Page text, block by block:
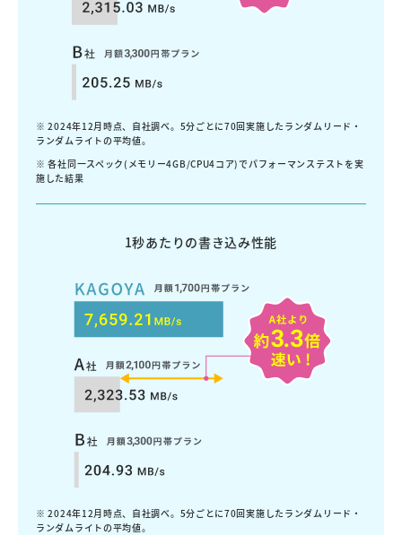
※ 2024年12月時点、自社調べ。5分ごとに70回実施したランダムリード・
ランダムライトの平均値。
※ 各社同一スペック(メモリー4GB/CPU4コア)でパフォーマンステストを実
施した結果
1秒あたりの書き込み性能
※ 2024年12月時点、自社調べ。5分ごとに70回実施したランダムリード・
ランダムライトの平均値。